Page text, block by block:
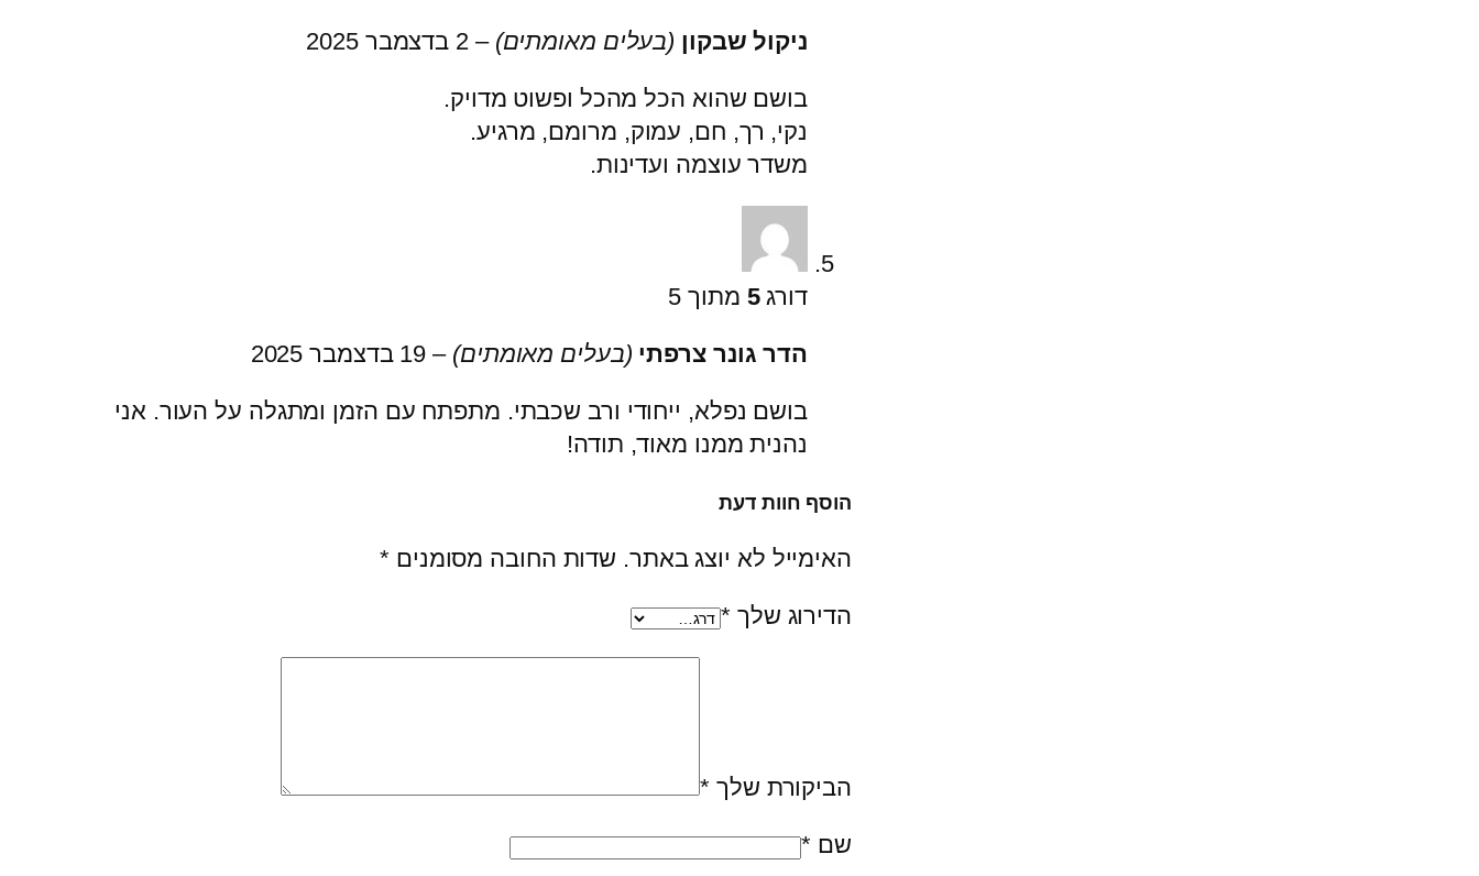
ניקול שבקון (בעלים מאומתים) – 2 בדצמבר 2025
בושם שהוא הכל מהכל ופשוט מדויק.
נקי, רך, חם, עמוק, מרומם, מרגיע.
משדר עוצמה ועדינות.
דורג5 מתוך 5
הדר גונר צרפתי (בעלים מאומתים) – 19 בדצמבר 2025
בושם נפלא, ייחודי ורב שכבתי. מתפתח עם הזמן ומתגלה על העור. אני
נהנית ממנו מאוד, תודה!
הוסף חוות דעת
האימייל לא יוצג באתר. שדות החובה מסומנים *
הדירוג שלך *
הביקורת שלך *
שם *